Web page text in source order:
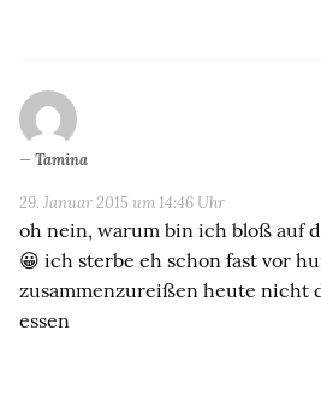
Tamina
29. Januar 2015 um 14:46 Uhr
oh nein, warum bin ich bloß auf
😀 ich sterbe eh schon fast vor
zusammenzureißen heute nicht
essen